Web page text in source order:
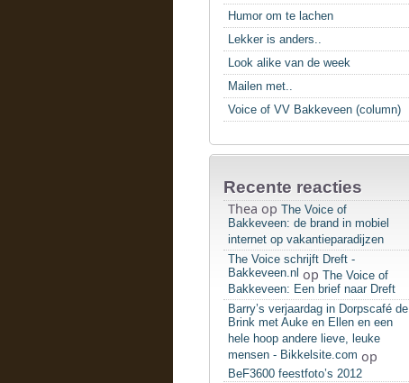
Humor om te lachen
Lekker is anders..
Look alike van de week
Mailen met..
Voice of VV Bakkeveen (column)
Recente reacties
Thea op The Voice of
Bakkeveen: de brand in mobiel
internet op vakantieparadijzen
The Voice schrijft Dreft -
Bakkeveen.nl op The Voice of
Bakkeveen: Een brief naar Dreft
Barry’s verjaardag in Dorpscafé de
Brink met Auke en Ellen en een
hele hoop andere lieve, leuke
mensen - Bikkelsite.com op
BeF3600 feestfoto’s 2012